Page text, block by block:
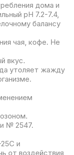
дома и
рН 7.2-7.4,
балансу
чая, кофе. Не
вкус.
утоляет жажду
№ 2547.
и
от воздействия